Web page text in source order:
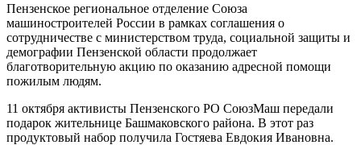
Пензенское региональное отделение Союза
машиностроителей России в рамках соглашения о
сотрудничестве с министерством труда, социальной защиты и
демографии Пензенской области продолжает
благотворительную акцию по оказанию адресной помощи
пожилым людям.
11 октября активисты Пензенского РО СоюзМаш передали
подарок жительнице Башмаковского района. В этот раз
продуктовый набор получила Гостяева Евдокия Ивановна.